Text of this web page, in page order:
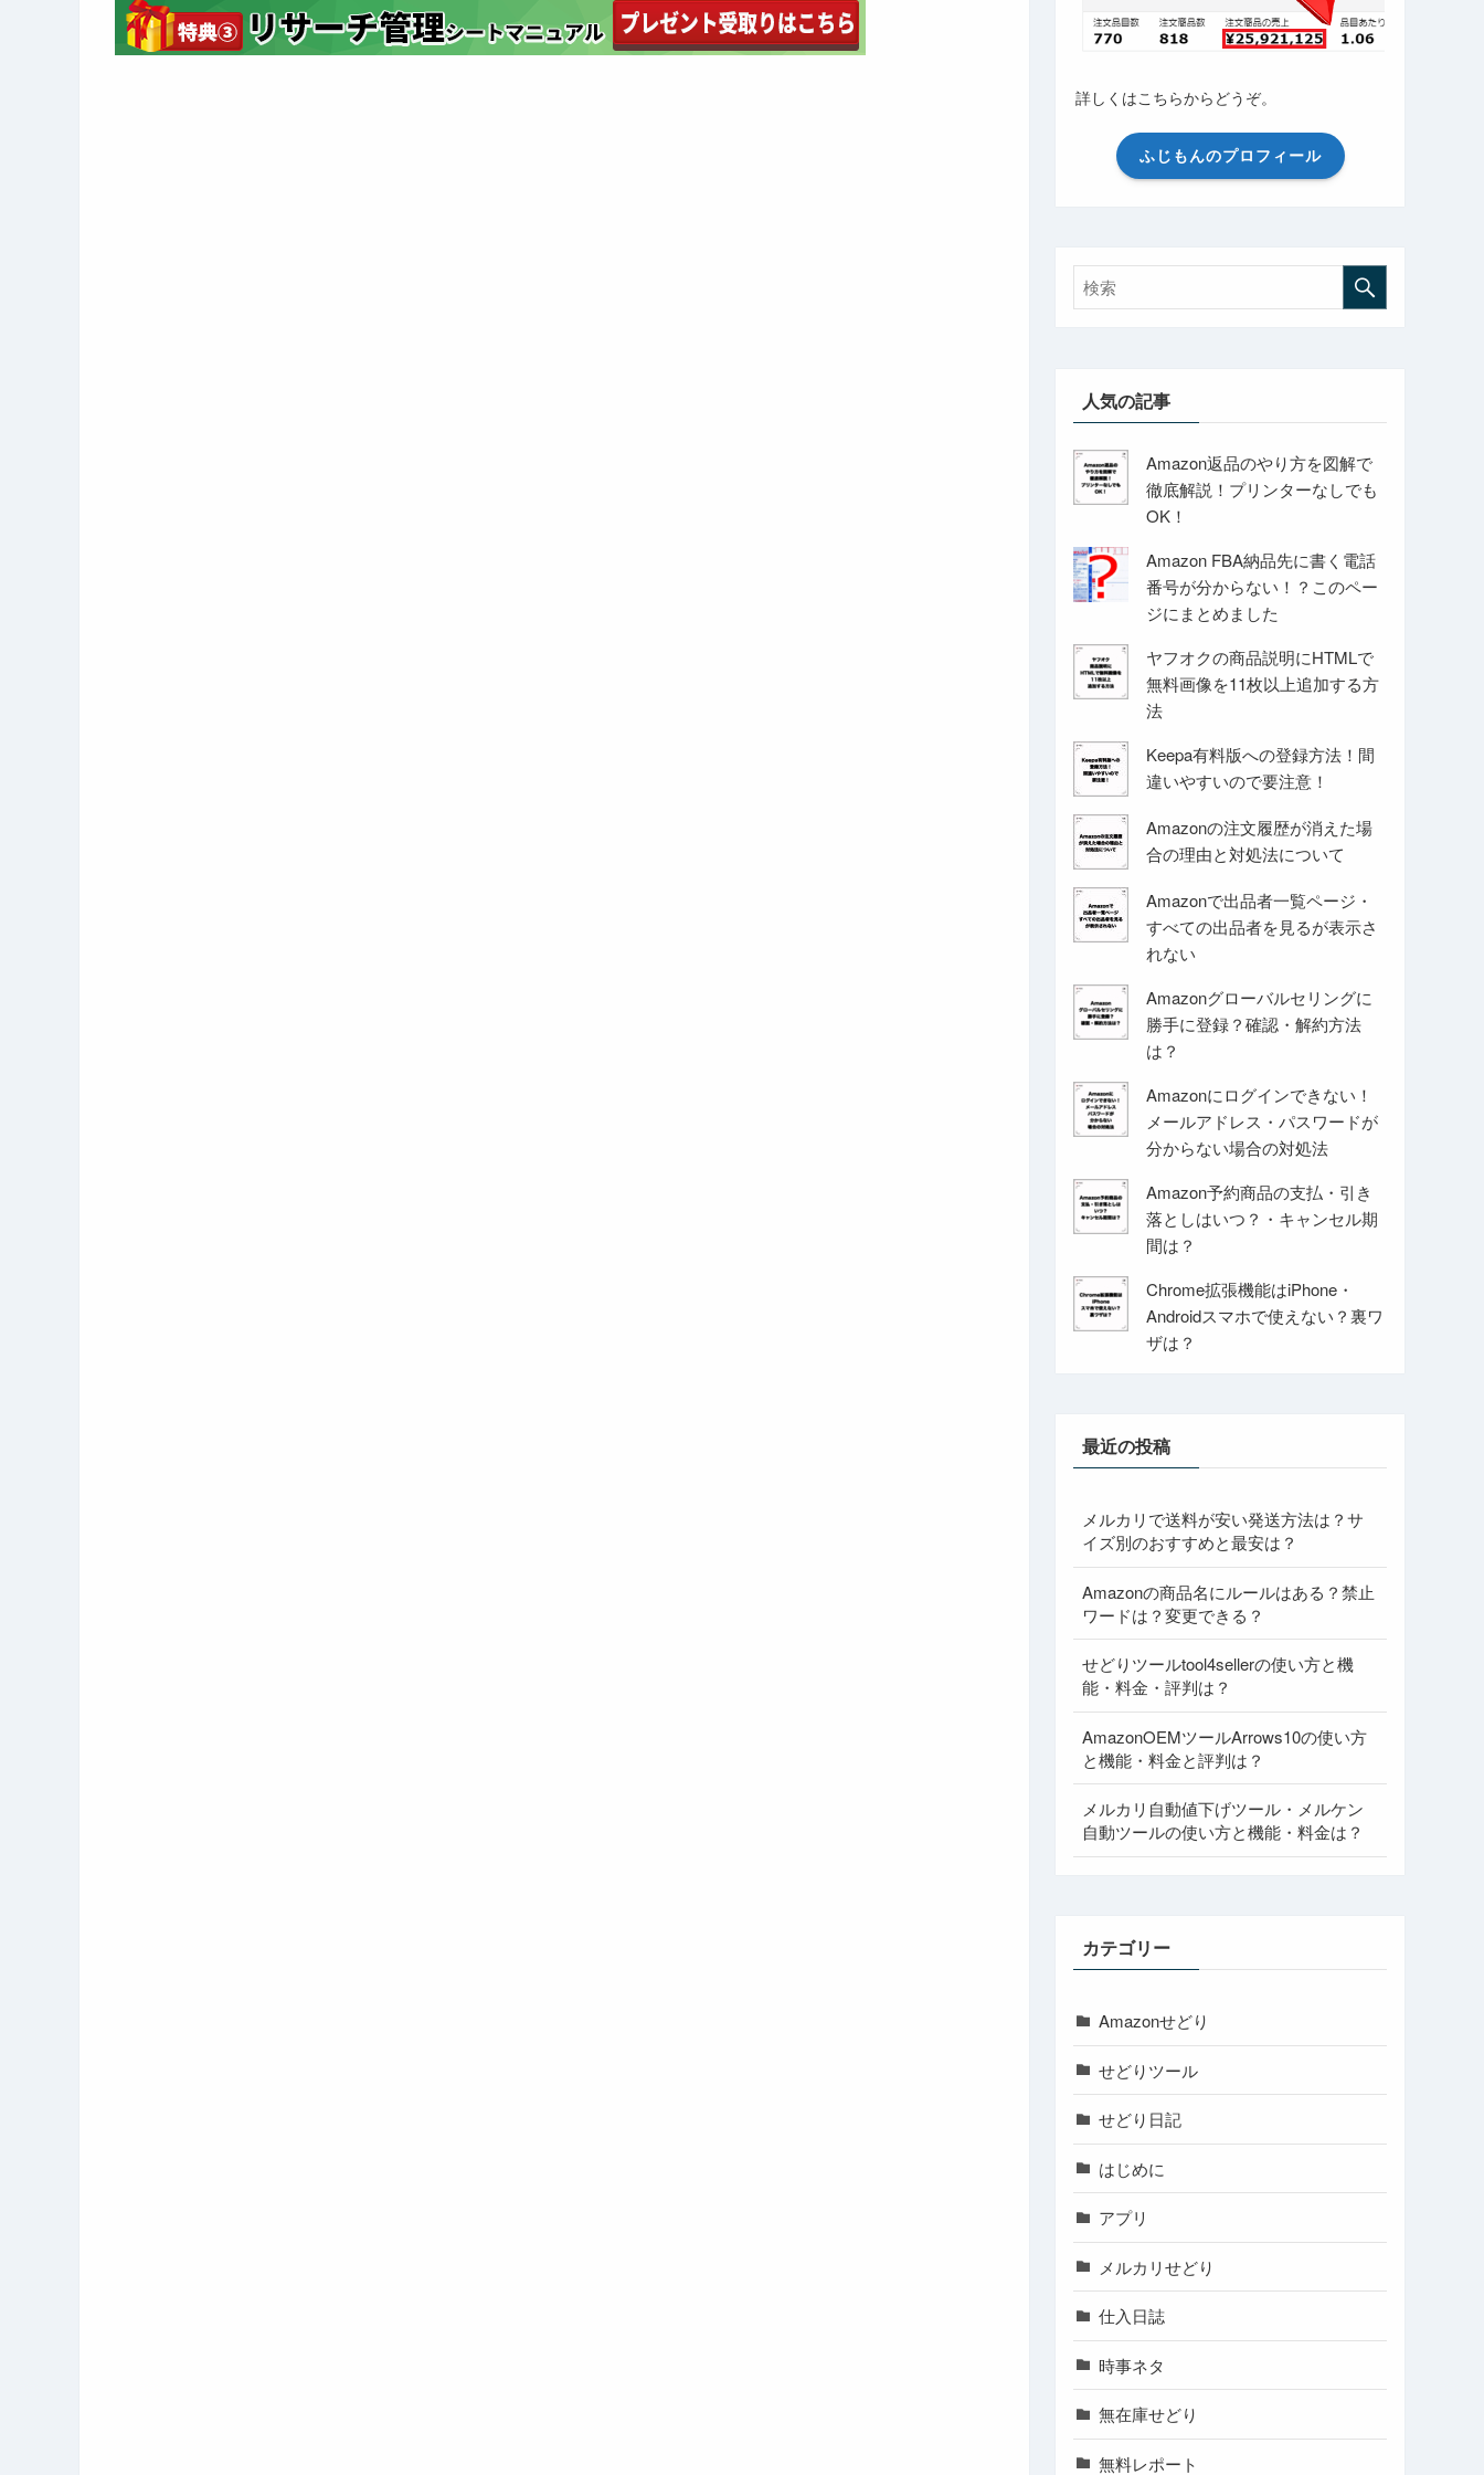
詳しくはこちらからどうぞ。
ふじもんのプロフィール
人気の記事
Amazon返品のやり方を図解で
徹底解説！プリンターなしでも
OK！
Amazon FBA納品先に書く電話
番号が分からない！？このペー
ジにまとめました
ヤフオクの商品説明にHTMLで
無料画像を11枚以上追加する方
法
Keepa有料版への登録方法！間
違いやすいので要注意！
Amazonの注文履歴が消えた場
合の理由と対処法について
Amazonで出品者一覧ページ・
すべての出品者を見るが表示さ
れない
Amazonグローバルセリングに
勝手に登録？確認・解約方法
は？
Amazonにログインできない！
メールアドレス・パスワードが
分からない場合の対処法
Amazon予約商品の支払・引き
落としはいつ？・キャンセル期
間は？
Chrome拡張機能はiPhone・
Androidスマホで使えない？裏ワ
ザは？
最近の投稿
メルカリで送料が安い発送方法は？サ
イズ別のおすすめと最安は？
Amazonの商品名にルールはある？禁止
ワードは？変更できる？
せどりツールtool4sellerの使い方と機
能・料金・評判は？
AmazonOEMツールArrows10の使い方
と機能・料金と評判は？
メルカリ自動値下げツール・メルケン
自動ツールの使い方と機能・料金は？
カテゴリー
Amazonせどり
せどりツール
せどり日記
はじめに
アプリ
メルカリせどり
仕入日誌
時事ネタ
無在庫せどり
無料レポート